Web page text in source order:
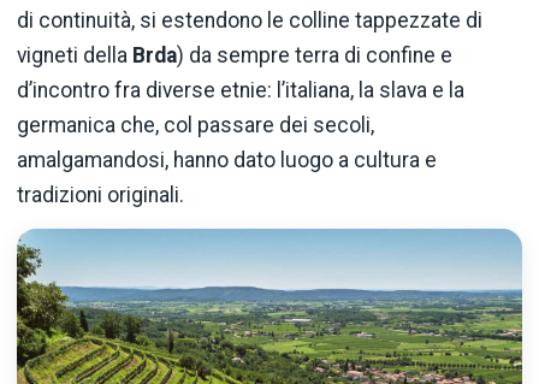
di continuità, si estendono le colline tappezzate di
vigneti della Brda) da sempre terra di confine e
d’incontro fra diverse etnie: l’italiana, la slava e la
germanica che, col passare dei secoli,
amalgamandosi, hanno dato luogo a cultura e
tradizioni originali.